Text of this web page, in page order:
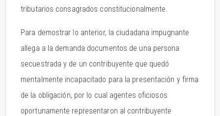
tributarios consagrados constitucionalmente.
Para demostrar lo anterior, la ciudadana impugnante
allega a la demanda documentos de una persona
secuestrada y de un contribuyente que quedó
mentalmente incapacitado para la presentación y firma
de la obligación, por lo cual agentes oficiosos
oportunamente representaron al contribuyente